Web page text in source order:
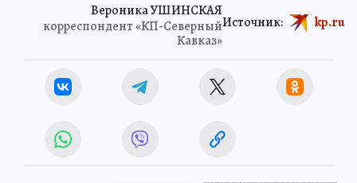
Вероника УШИНСКАЯ
корреспондент «КП-Северный
Кавказ»
Источник: kp.ru